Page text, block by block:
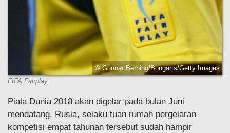
© Gunnar Berning/Bongarts/Getty Images
FIFA Fairplay.
Piala Dunia 2018 akan digelar pada bulan Juni
mendatang. Rusia, selaku tuan rumah pergelaran
kompetisi empat tahunan tersebut sudah hampir